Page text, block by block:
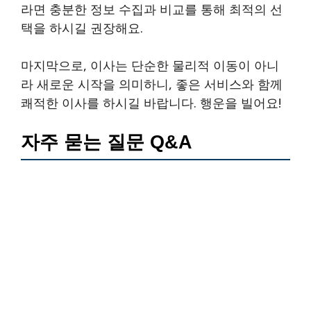
라면 충분한 정보 수집과 비교를 통해 최적의 선
택을 하시길 권장해요.
마지막으로, 이사는 단순한 물리적 이동이 아니
라 새로운 시작을 의미하니, 좋은 서비스와 함께
쾌적한 이사를 하시길 바랍니다. 행운을 빌어요!
자주 묻는 질문 Q&A